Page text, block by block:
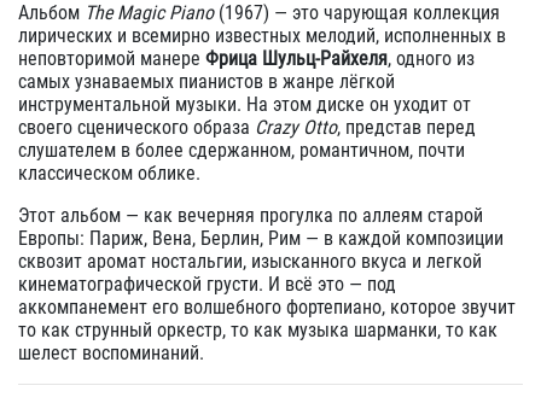
Альбом The Magic Piano(1967) — это чарующая коллекция
лирических и всемирно известных мелодий, исполненных в
неповторимой манере Фрица Шульц-Райхеля, одного из
самых узнаваемых пианистов в жанре лёгкой
инструментальной музыки. На этом диске он уходит от
своего сценического образа Crazy Otto, представ перед
слушателем в более сдержанном, романтичном, почти
классическом облике.
Этот альбом — как вечерняя прогулка по аллеям старой
Европы: Париж, Вена, Берлин, Рим — в каждой композиции
сквозит аромат ностальгии, изысканного вкуса и легкой
кинематографической грусти. И всё это — под
аккомпанемент его волшебного фортепиано, которое звучит
то как струнный оркестр, то как музыка шарманки, то как
шелест воспоминаний.